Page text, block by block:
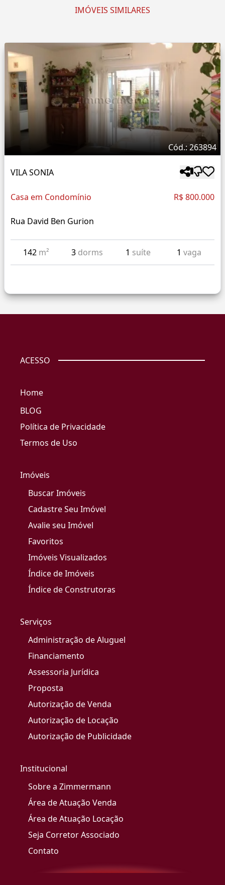
IMÓVEIS SIMILARES
Cód.: 263894
VILA SONIA
Casa em Condomínio R$ 800.000
Rua David Ben Gurion
142 m² 3 dorms 1 suíte 1 vaga
ACESSO
Home
BLOG
Política de Privacidade
Termos de Uso
Imóveis
Buscar Imóveis
Cadastre Seu Imóvel
Avalie seu Imóvel
Favoritos
Imóveis Visualizados
Índice de Imóveis
Índice de Construtoras
Serviços
Administração de Aluguel
Financiamento
Assessoria Jurídica
Proposta
Autorização de Venda
Autorização de Locação
Autorização de Publicidade
Institucional
Sobre a Zimmermann
Área de Atuação Venda
Área de Atuação Locação
Seja Corretor Associado
Contato